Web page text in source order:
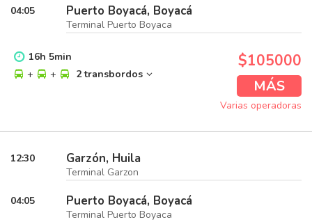
04:05 Puerto Boyacá, Boyacá
Terminal Puerto Boyaca
16h 5min
+
+ 2 transbordos
$105000
MÁS
Varias operadoras
12:30 Garzón, Huila
Terminal Garzon
04:05 Puerto Boyacá, Boyacá
Terminal Puerto Boyaca